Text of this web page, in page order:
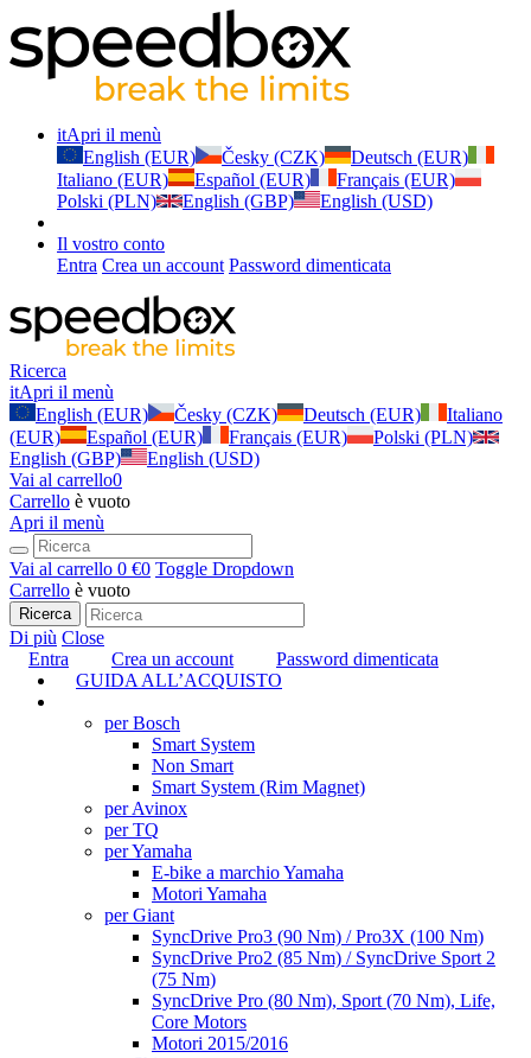
itApri il menù
English (EUR)
Česky (CZK)
Deutsch (EUR)
Italiano (EUR)
Español (EUR)
Français (EUR)
Polski (PLN)
English (GBP) English (USD)
Il vostro conto
Entra Crea un account Password dimenticata
Ricerca
itApri il menù
English (EUR)
Česky (CZK) Deutsch (EUR)
Italiano
(EUR)
Español (EUR) Français (EUR)
Polski (PLN)
English (GBP)
English (USD)
Vai al carrello0
Carrello è vuoto
Apri il menù
Vai al carrello 0 €0 Toggle Dropdown
Carrello è vuoto
Ricerca
Di più Close
Entra
Crea un account
Password dimenticata
GUIDA ALL’ACQUISTO
per Bosch
Smart System
Non Smart
Smart System (Rim Magnet)
per Avinox
per TQ
per Yamaha
E-bike a marchio Yamaha
Motori Yamaha
per Giant
SyncDrive Pro3 (90 Nm) / Pro3X (100 Nm)
SyncDrive Pro2 (85 Nm) / SyncDrive Sport 2
(75 Nm)
SyncDrive Pro (80 Nm), Sport (70 Nm), Life,
Core Motors
Motori 2015/2016